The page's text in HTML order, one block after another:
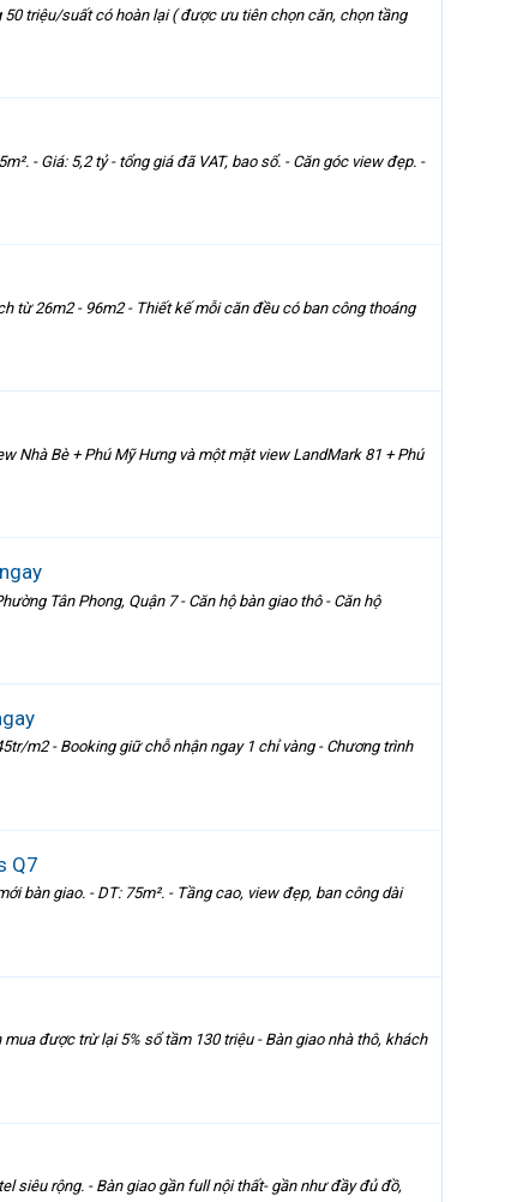
triệu/suất có hoàn lại ( được ưu tiên chọn căn, chọn tầng
- Giá: 5,2 tỷ - tổng giá đã VAT, bao sổ. - Căn góc view đẹp. -
từ 26m2 - 96m2 - Thiết kế mỗi căn đều có ban công thoáng
Nhà Bè + Phú Mỹ Hưng và một mặt view LandMark 81 + Phú
Tân Phong, Quận 7 - Căn hộ bàn giao thô - Căn hộ
m2 - Booking giữ chỗ nhận ngay 1 chỉ vàng - Chương trình
Q7
bàn giao. - DT: 75m². - Tầng cao, view đẹp, ban công dài
được trừ lại 5% sổ tầm 130 triệu - Bàn giao nhà thô, khách
siêu rộng. - Bàn giao gần full nội thất- gần như đầy đủ đồ,